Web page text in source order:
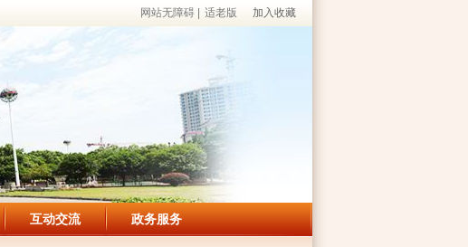
加入收藏
网站无障碍 适老版
互动交流 政务服务